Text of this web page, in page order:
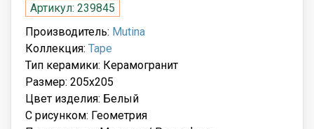
Артикул: 239845
Производитель: Mutina
Коллекция: Tape
Тип керамики: Керамогранит
Размер: 205x205
Цвет изделия: Белый
С рисунком: Геометрия